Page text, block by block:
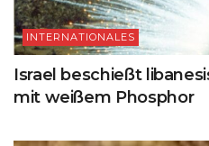
INTERNATIONALES
Israel beschießt
mit weißem Phosphor